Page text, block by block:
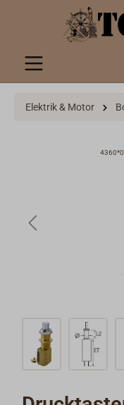
springen
Elektrik & Motor